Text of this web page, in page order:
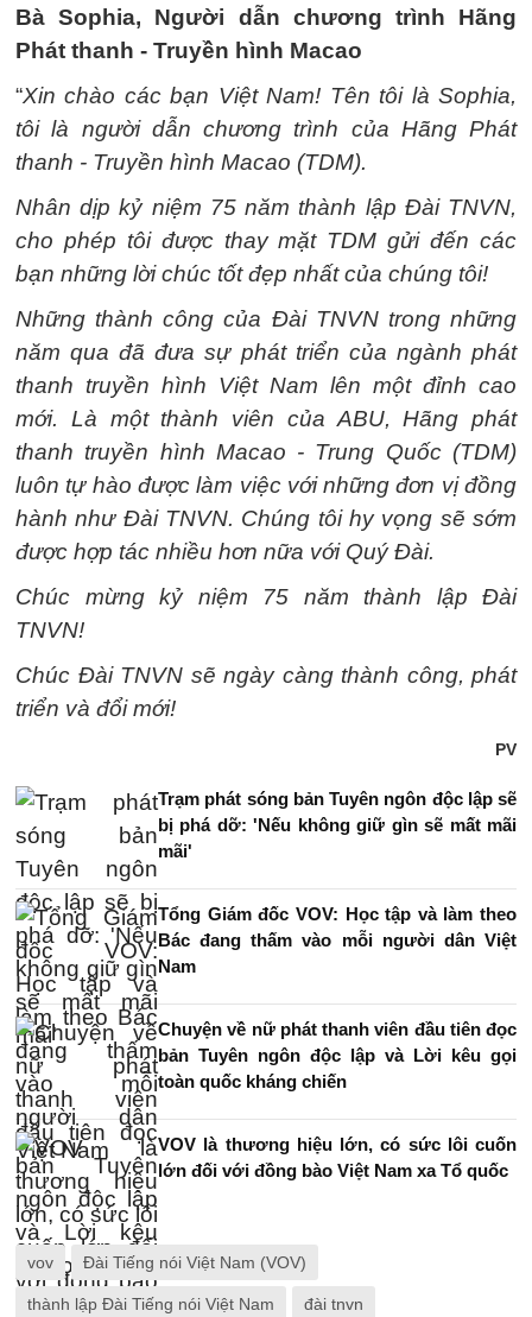
Bà Sophia, Người dẫn chương trình Hãng
Phát thanh - Truyền hình Macao
“Xin chào các bạn Việt Nam! Tên tôi là Sophia,
tôi là người dẫn chương trình của Hãng Phát
thanh - Truyền hình Macao (TDM).
Nhân dịp kỷ niệm 75 năm thành lập Đài TNVN,
cho phép tôi được thay mặt TDM gửi đến các
bạn những lời chúc tốt đẹp nhất của chúng tôi!
Những thành công của Đài TNVN trong những
năm qua đã đưa sự phát triển của ngành phát
thanh truyền hình Việt Nam lên một đỉnh cao
mới. Là một thành viên của ABU, Hãng phát
thanh truyền hình Macao - Trung Quốc (TDM)
luôn tự hào được làm việc với những đơn vị đồng
hành như Đài TNVN. Chúng tôi hy vọng sẽ sớm
được hợp tác nhiều hơn nữa với Quý Đài.
Chúc mừng kỷ niệm 75 năm thành lập Đài
TNVN!
Chúc Đài TNVN sẽ ngày càng thành công, phát
triển và đổi mới!
PV
Trạm phát sóng bản Tuyên ngôn độc lập sẽ
bị phá dỡ: 'Nếu không giữ gìn sẽ mất mãi
mãi'
Tổng Giám đốc VOV: Học tập và làm theo
Bác đang thấm vào mỗi người dân Việt
Nam
Chuyện về nữ phát thanh viên đầu tiên đọc
bản Tuyên ngôn độc lập và Lời kêu gọi
toàn quốc kháng chiến
VOV là thương hiệu lớn, có sức lôi cuốn
lớn đối với đồng bào Việt Nam xa Tổ quốc
vov Đài Tiếng nói Việt Nam (VOV)
thành lập Đài Tiếng nói Việt Nam đài tnvn